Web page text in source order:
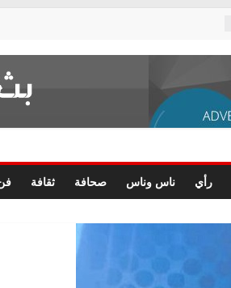
رأي ناس وناس صحافة ثقافة